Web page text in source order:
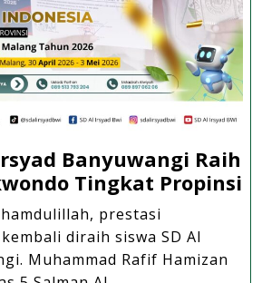
Banyuwangi Raih
Tingkat Propinsi
prestasi
diraih siswa SD Al
Muhammad Rafif Hamizan